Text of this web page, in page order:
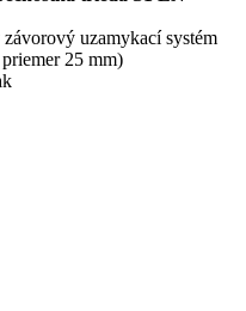
uzamykací systém
25 mm)